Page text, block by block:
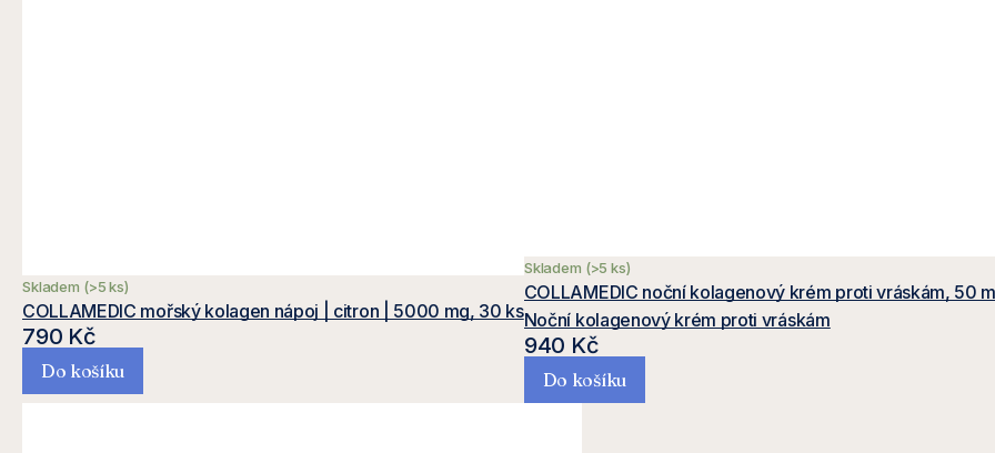
COLLAMEDIC mořský kolagen nápoj | citron | 5000 mg, 30 ks
Skladem (>5 ks)
790 Kč
Do košíku
COLLAMEDIC noční kolagenový krém proti vráskám, 50
Noční kolagenový krém proti vráskám
Skladem (>5 ks)
940 Kč
Do košíku